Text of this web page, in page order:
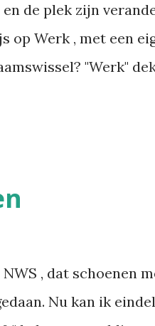
de plek zijn
op Werk , met een
"Werk"
nieuwsbrief
de artikels die
De
, dat schoenen
Nu kan ik